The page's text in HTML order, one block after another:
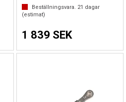
Beställningsvara. 21 dagar
(estimat)
1 839 SEK